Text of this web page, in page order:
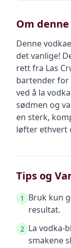
Om
Denne
det vanlige!
rett fra Las
bartender for
ved å la
sødmen og
en sterk,
løfter ethvert
Tips og
1
Bruk kun
resultat.
2 La vodka-
smakene